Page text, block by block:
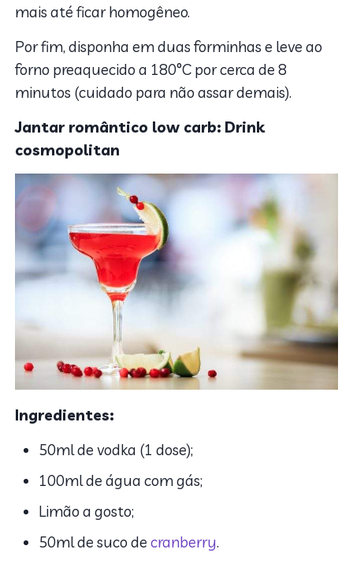
mais até ficar homogêneo.
Por fim, disponha em duas forminhas e leve ao
forno preaquecido a 180°C por cerca de 8
minutos (cuidado para não assar demais).
Jantar romântico low carb: Drink
cosmopolitan
Ingredientes:
50ml de vodka (1 dose);
100ml de água com gás;
Limão a gosto;
50ml de suco decranberry.